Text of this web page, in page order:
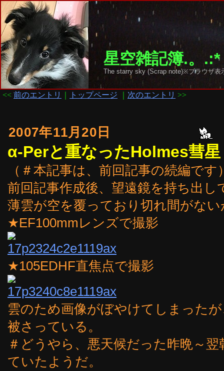
星空雑記簿.。
The starry sky (Scrap note)※ブラウザ
<< 前のエントリ トップページ 次のエントリ >>
2007年11月20日
α-Perと重なったHolmes彗星
（＃本記事は、前回記事の続編です
前回記事作成後、望遠鏡を持ち出
薄雲が空を覆っており切れ間がな
★EF100mmレンズで撮影
★105EDHF直焦点で撮影
雲のため画像がぼやけてしまった
被さっている。
＃どうやら、悪天候だった昨晩～
ていたようだ。